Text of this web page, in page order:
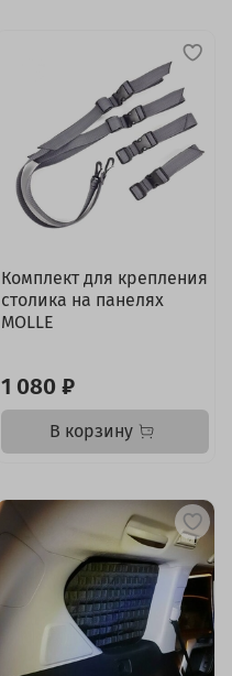
Комплект для крепления
столика на панелях
MOLLE
1 080 ₽
В корзину